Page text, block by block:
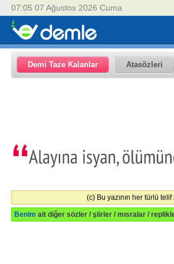
07:05 07 Ağustos 2026 Cuma
Demi Taze Kalanlar Atasözleri
(c) Bu yazının her türlü
Benim ait diğer sözler / şiirler / mısralar /